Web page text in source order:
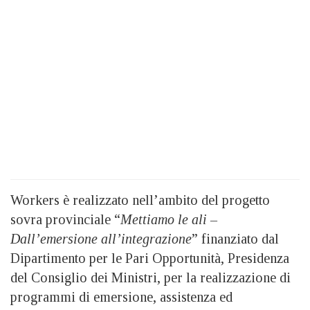
Workers è realizzato nell’ambito del progetto
sovra provinciale “Mettiamo le ali –
Dall’emersione all’integrazione” finanziato dal
Dipartimento per le Pari Opportunità, Presidenza
del Consiglio dei Ministri, per la realizzazione di
programmi di emersione, assistenza ed